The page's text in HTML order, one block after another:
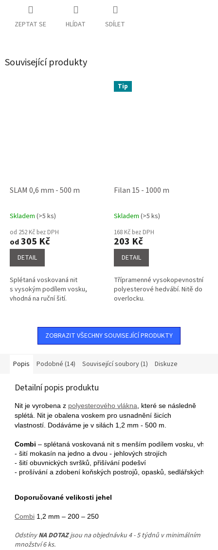
ZEPTAT SE HLÍDAT SDÍLET
Související produkty
SLAM 0,6 mm - 500 m
Průměrné
hodnocení
produktu
je
4,0
hvězdiček.
Skladem (>5 ks)
od 252 Kč bez DPH
od305 Kč
DETAIL
Splétaná voskovaná nit
s vysokým podílem vosku,
vhodná na ruční šití.
Tip
Filan 15 - 1000 m
Průměrné
hodnocení
produktu
je
4,6
hvězdiček.
Skladem (>5 ks)
168 Kč bez DPH
203 Kč
DETAIL
Třípramenné vysokopevnostní
polyesterové hedvábí. Nitě do
overlocku.
ZOBRAZIT VŠECHNY SOUVISEJÍCÍ PRODUKTY
Popis Podobné (14) Související soubory (1) Diskuze
Detailní popis produktu
Nit je vyrobena z polyesterového vlákna , které se následně
splétá. Nit je obalena voskem pro usnadnění šicích
vlastností. Dodáváme je v silách 1,2 mm - 500 m.
Combi – splétaná voskovaná nit s menším podílem vosku,
- šití mokasín na jedno a dvou - jehlových strojích
- šití obuvnických svršků, přišívání podešví
- prošívání a zdobení koňských postrojů, opasků, sedlářských
Doporučované velikosti jehel
Combi 1,2 mm – 200 – 250
OdstínyNA DOTAZjsou na objednávku 4 - 5 týdnů v minimálním
množství 6 ks.